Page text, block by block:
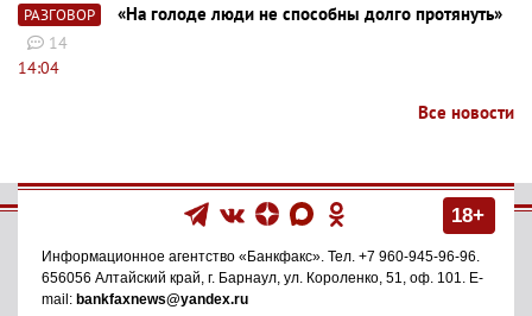
РАЗГОВОР «На голоде люди не способны долго протянуть»
14
14:04
Все новости
18+
Информационное агентство «Банкфакс». Тел. +7 960-945-96-96.
656056 Алтайский край, г. Барнаул, ул. Короленко, 51, оф. 101. E-
mail: bankfaxnews@yandex.ru